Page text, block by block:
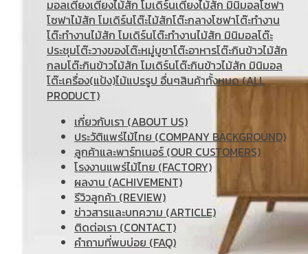
มอลเตียงเตียงไม้สัก โมเดิร์นเตียงไม้สัก มินิมอลโซฟา
โซฟาไม้สัก โมเดิร์นโต๊ะไม้สักโต๊ะกลางโซฟาโต๊ะทำงาน
โต๊ะทํางานไม้สัก โมเดิร์นโต๊ะทำงานไม้สัก มินิมอลโต๊ะ
ประชุมโต๊ะวางของโต๊ะหมู่บูชาโต๊ะอาหารโต๊ะกินข้าวไม้สัก
กลมโต๊ะกินข้าวไม้สัก โมเดิร์นโต๊ะกินข้าวไม้สัก มินิมอล
โต๊ะเครื่อง(แป้ง)ไม้แปรรูป อื่นๆสินค้าทั้งหมด (ALL
PRODUCT)
เกี่ยวกับเรา (ABOUT US)
ประวัติแพร่ไม้ไทย (COMPANY BACKGROUND)
ลูกค้าและพาร์ทเนอร์ (OUR CUSTOMERS)
โรงงานแพร่ไม้ไทย (FACTORY)
ผลงาน (ACHIVEMENT)
รีวิวลูกค้า (REVIEW)
ข่าวสารและบทความ (ARTICLE)
ติดต่อเรา (CONTACT)
คำถามที่พบบ่อย (FAQ)